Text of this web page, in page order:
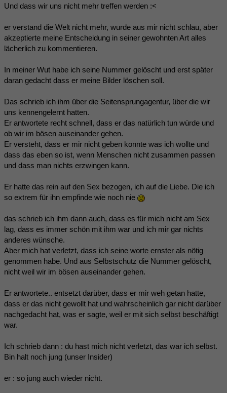
Und dass wir uns nicht mehr treffen werden :<
er verstand die Welt nicht mehr, wurde aus mir nicht schlau, aber
akzeptierte meine Entscheidung in seiner gewohnten Art alles
lächerlich zu kommentieren.
In meiner Wut habe ich seine Nummer gelöscht und erst später
daran gedacht dass er meine Bilder löschen soll.
Das schrieb ich ihm über die Seitensprungagentur, über die wir
uns kennengelernt hatten.
Er antwortete recht schnell, dass er das natürlich tun würde und
ob wir im bösen auseinander gehen.
Er versteht, dass er mir nicht geben konnte was ich wollte und
dass das eben so ist, wenn Menschen nicht zusammen passen
und dass man nichts erzwingen kann.
Er hatte das rein auf den Sex bezogen, ich auf die Liebe. Die ich
so extrem für ihn empfinde wie noch nie
das schrieb ich ihm dann auch, dass es für mich nicht am Sex
lag, dass es immer schön mit ihm war und ich mir gar nichts
anderes wünsche.
Aber mich hat verletzt, dass ich seine worte ernster als nötig
genommen habe. Und aus Selbstschutz die Nummer gelöscht,
nicht weil wir im bösen auseinander gehen.
Er antwortete.. entsetzt darüber, dass er mir weh getan hatte,
dass er das nicht gewollt hat und wahrscheinlich gar nicht darüber
nachgedacht hat, was er sagte, weil er mit sich selbst beschäftigt
war.
Ich schrieb dann : du hast mich nicht verletzt, das war ich selbst.
Bin halt noch jung (unser Insider)
er : so jung auch wieder nicht.